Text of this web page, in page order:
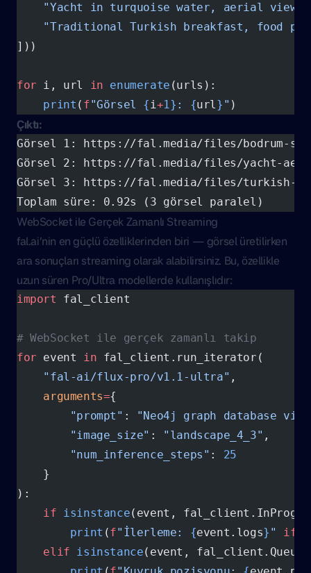
    "Yacht in turquoise water, aerial view"
"Traditional Turkish breakfast, food
]))
for i, url in enumerate (urls):
    print
( f"Görsel {i+1} : {url} " )
Çıktı:
Görsel 1: https://fal.media/files/bodrum-
Görsel 2: https://fal.media/files/yacht-
Görsel 3: https://fal.media/files/turkish-
Toplam süre: 0.92s (3 görsel paralel)
WebSocket ile Gerçek Zamanlı Streaming
fal.ai’nin en güçlü özelliklerinden biri — görsel üretilirken
ara sonuçları streaming olarak alabilirsiniz. Bu, özellikle
uzun süren Pro/Ultra modellerde kullanışlıdır:
import fal_client
# WebSocket ile gerçek zamanlı takip
for event in fal_client.run_iterator(
    "fal-ai/flux-pro/v1.1-ultra"
,
    arguments
={
        "prompt"
:
"Neo4j graph database
        "image_size"
: "landscape_4_3" ,
        "num_inference_steps"
: 25
    }
):
    if
isinstance(event,
        print
(f"İlerleme: {event.logs} " if
    elif
isinstance(event,